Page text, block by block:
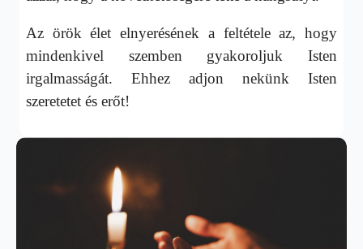
Az örök élet elnyerésének a feltétele az, hogy
mindenkivel szemben gyakoroljuk Isten
irgalmasságát. Ehhez adjon nekünk Isten
szeretetet és erőt!